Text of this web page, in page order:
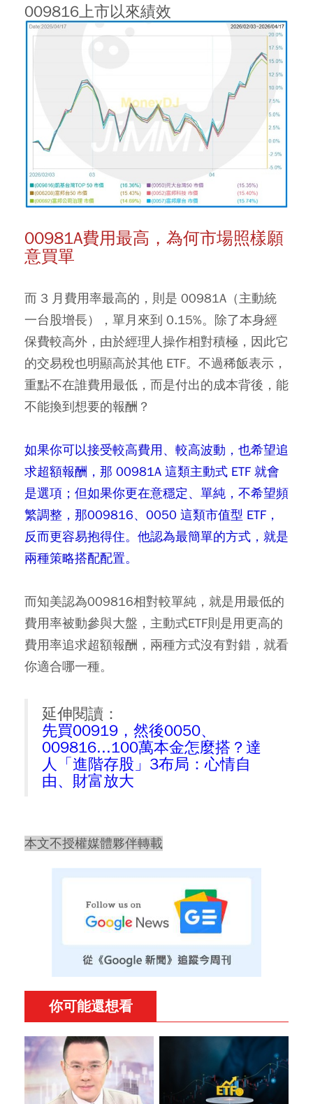
009816上市以來績效
00981A費用最高，為何市場照樣願
意買單
而 3 月費用率最高的，則是 00981A （主動統
一台股增長），單月來到 0.15%。除了本身經
保費較高外，由於經理人操作相對積極，因此它
的交易稅也明顯高於其他 ETF。不過稀飯表示，
重點不在誰費用最低，而是付出的成本背後，能
不能換到想要的報酬？
如果你可以接受較高費用、較高波動，也希望追
求超額報酬，那 00981A 這類主動式 ETF 就會
是選項；但如果你更在意穩定、單純，不希望頻
繁調整，那009816、0050 這類市值型 ETF，
反而更容易抱得住。他認為最簡單的方式，就是
兩種策略搭配配置。
而知美認為009816相對較單純，就是用最低的
費用率被動參與大盤，主動式ETF則是用更高的
費用率追求超額報酬，兩種方式沒有對錯，就看
你適合哪一種。
延伸閱讀：
先買00919，然後0050、
009816...100萬本金怎麼搭？達
人「進階存股」3布局：心情自
由、財富放大
本文不授權媒體夥伴轉載
你可能還想看